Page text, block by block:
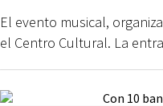
El evento musical,
el Centro Cultural. La